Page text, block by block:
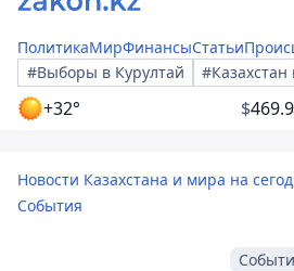
ПолитикаМирФинансыСтатьи
#Выборы в Курултай
+32° $
Новости Казахстана и мира на
События